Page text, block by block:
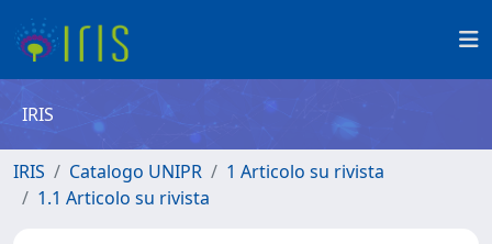
IRIS
IRIS Catalogo UNIPR
1 Articolo su rivista
1.1 Articolo su rivista